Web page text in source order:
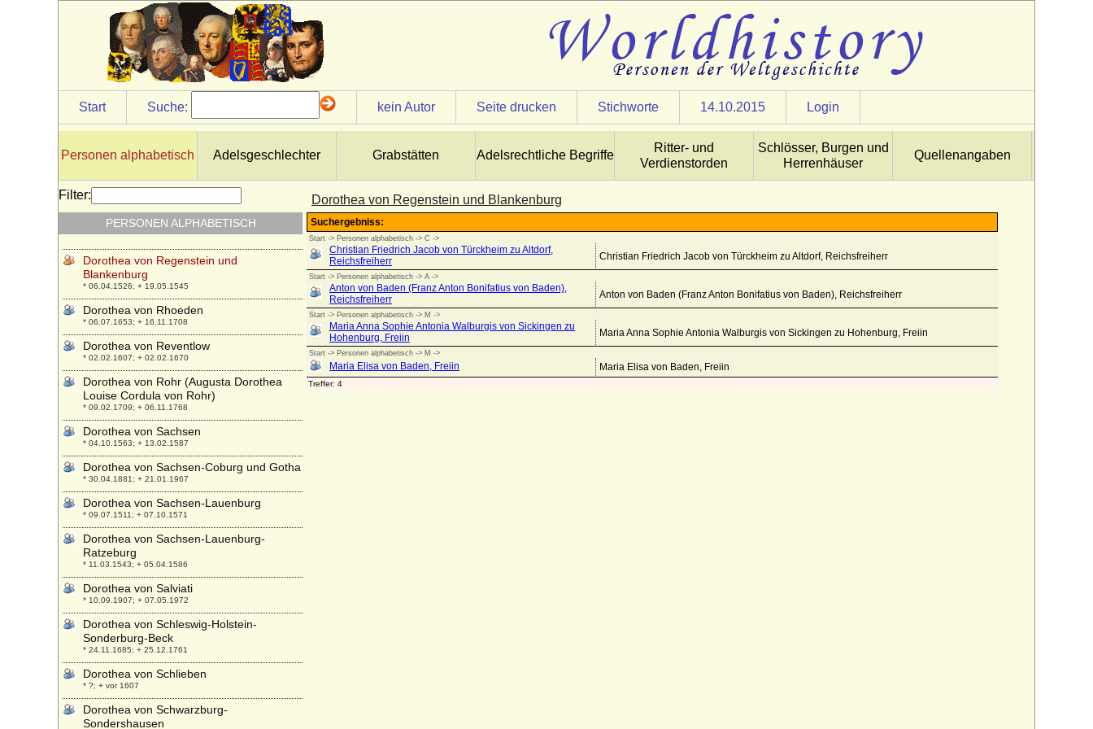
Start Suche: kein Autor Seite drucken Stichworte 14.10.2015 Login
Personen alphabetisch Adelsgeschlechter Grabstätten Adelsrechtliche Begriffe
Ritter- und
Verdienstorden
Schlösser, Burgen und
Herrenhäuser
Quellenangaben
Dorothea von Regenstein und Blankenburg
Filter:
PERSONEN ALPHABETISCH
* 11.05.1634; + 01.04.1692
Dorothea von Österreich (Maria Dorothea
von Österreich)
* 24.06.1867; + 06.04.1932
Dorothea von Packmohr
* keine Daten; + keine Daten
Dorothea von Peccatel
Dorothea von Pilgram
Dorothea von Podewils a.d.H. Zietlow
+ 1673
Dorothea von Pommern-Stettin
* 07.02.1528; + 04.06.1558
Dorothea von Regenstein und
Blankenburg
* 06.04.1526; + 19.05.1545
Dorothea von Rhoeden
* 06.07.1653; + 16.11.1708
Dorothea von Reventlow
* 02.02.1607; + 02.02.1670
Dorothea von Rohr (Augusta Dorothea
Louise Cordula von Rohr)
* 09.02.1709; + 06.11.1768
Dorothea von Sachsen
* 04.10.1563; + 13.02.1587
Dorothea von Sachsen-Coburg und Gotha
* 30.04.1881; + 21.01.1967
Dorothea von Sachsen-Lauenburg
* 09.07.1511; + 07.10.1571
Dorothea von Sachsen-Lauenburg-
Ratzeburg
* 11.03.1543; + 05.04.1586
Dorothea von Salviati
* 10.09.1907; + 07.05.1972
Dorothea von Schleswig-Holstein-
Sonderburg-Beck
* 24.11.1685; + 25.12.1761
Dorothea von Schlieben
* ?; + vor 1607
Dorothea von Schwarzburg-
Sondershausen